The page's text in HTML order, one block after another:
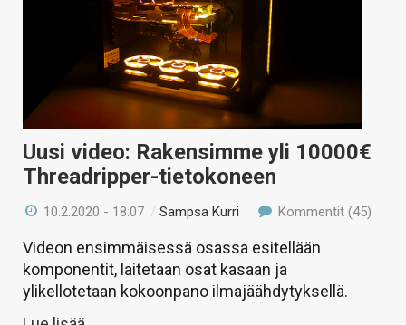
Uusi video: Rakensimme yli 10000€
Threadripper-tietokoneen
10.2.2020 - 18:07 /Sampsa Kurri Kommentit (45)
Videon ensimmäisessä osassa esitellään
komponentit, laitetaan osat kasaan ja
ylikellotetaan kokoonpano ilmajäähdytyksellä.